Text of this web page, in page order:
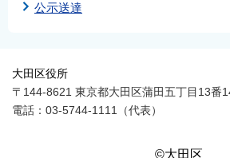
公示送達
大田区役所
〒144-8621 東京都大田区蒲田五丁目13番
電話：03-5744-1111（代表）
©大田区